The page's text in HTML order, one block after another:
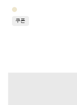
쿠폰